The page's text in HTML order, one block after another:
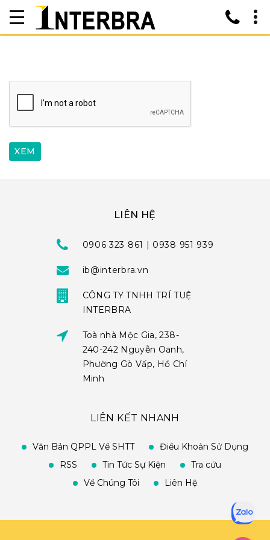
LIÊN HỆ
0906 323 861 | 0938 951 939
ib@interbra.vn
CÔNG TY TNHH TRÍ TUỆ
INTERBRA
Toà nhà Mộc Gia, 238-
240-242 Nguyễn Oanh,
Phường Gò Vấp, Hồ Chí
Minh
LIÊN KẾT NHANH
Văn Bản QPPL Về SHTT
Điều Khoản Sử Dụng
RSS
Tin Tức Sự Kiện
Tra cứu
Về Chúng Tôi
Liên Hệ